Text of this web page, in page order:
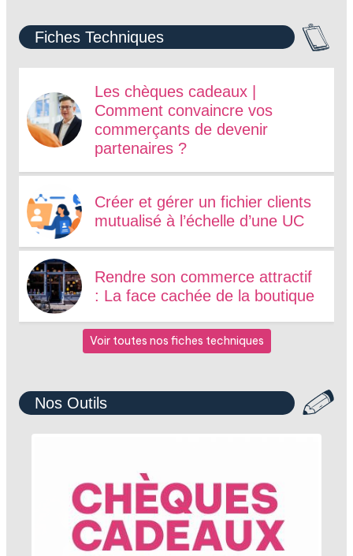
Fiches Techniques
Les chèques cadeaux |
Comment convaincre vos
commerçants de devenir
partenaires ?
Créer et gérer un fichier clients
mutualisé à l’échelle d’une UC
Rendre son commerce attractif
: La face cachée de la boutique
Voir toutes nos fiches techniques
Nos Outils